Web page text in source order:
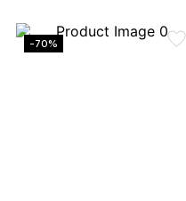
-70%